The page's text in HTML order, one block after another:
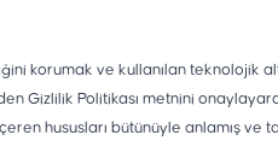
korumak ve kullanılan teknolojik
Gizlilik Politikası metnini
hususları bütünüyle anlamış ve